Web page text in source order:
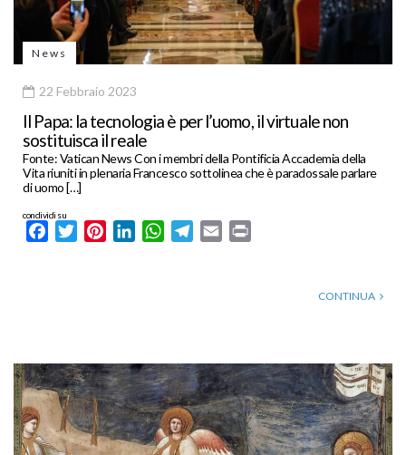
News
22 Febbraio 2023
Il Papa: la tecnologia è per l’uomo, il virtuale non
sostituisca il reale
Fonte: Vatican News Con i membri della Pontificia Accademia della
Vita riuniti in plenaria Francesco sottolinea che è paradossale parlare
di uomo […]
condividi su
FacebookTwitterPinterestLinkedInWhatsApp
Telegram
Email
CONTINUA